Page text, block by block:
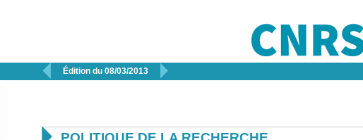
 Édition du 08/03/2013 